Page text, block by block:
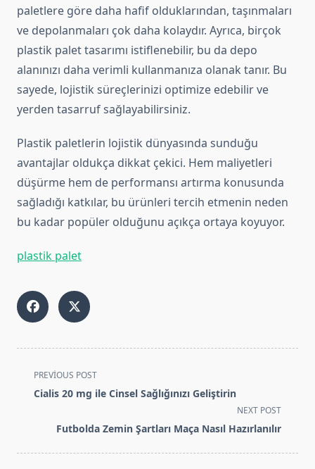
paletlere göre daha hafif olduklarından, taşınmaları
ve depolanmaları çok daha kolaydır. Ayrıca, birçok
plastik palet tasarımı istiflenebilir, bu da depo
alanınızı daha verimli kullanmanıza olanak tanır. Bu
sayede, lojistik süreçlerinizi optimize edebilir ve
yerden tasarruf sağlayabilirsiniz.
Plastik paletlerin lojistik dünyasında sunduğu
avantajlar oldukça dikkat çekici. Hem maliyetleri
düşürme hem de performansı artırma konusunda
sağladığı katkılar, bu ürünleri tercih etmenin neden
bu kadar popüler olduğunu açıkça ortaya koyuyor.
plastik palet
<span
class="nav-
text">Page</span>
PREVIOUS POST
Cialis 20 mg ile Cinsel Sağlığınızı Geliştirin
NEXT POST
Futbolda Zemin Şartları Maça Nasıl Hazırlanılır